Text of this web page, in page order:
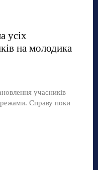
усіх
на молодика
учасників
Справу поки